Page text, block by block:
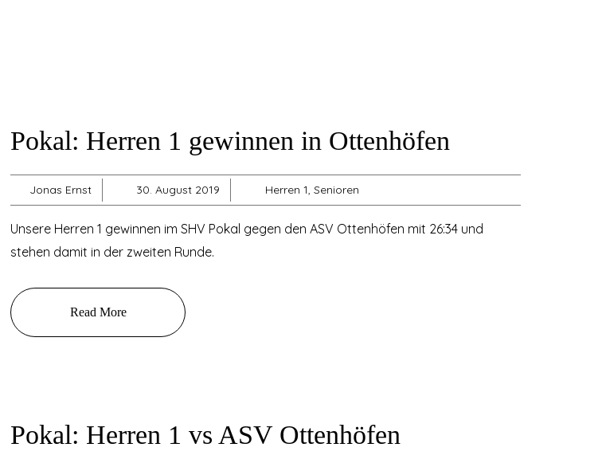
Pokal: Herren 1 gewinnen in Ottenhöfen
Jonas Ernst 30. August 2019 Herren 1, Senioren
Unsere Herren 1 gewinnen im SHV Pokal gegen den ASV Ottenhöfen mit 26:34 und
stehen damit in der zweiten Runde.
Read More
Pokal: Herren 1 vs ASV Ottenhöfen